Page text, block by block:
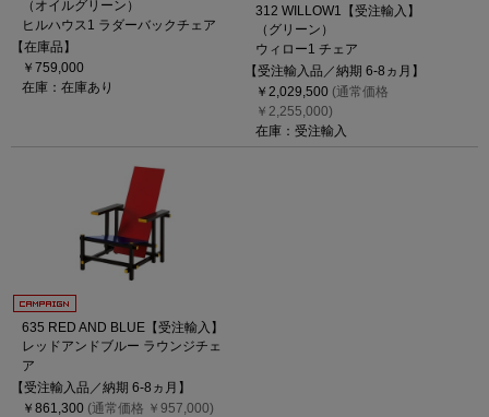
（オイルグリーン）
ヒルハウス1 ラダーバックチェア
【在庫品】
￥759,000
在庫：在庫あり
312 WILLOW1【受注輸入】
（グリーン）
ウィロー1 チェア
【受注輸入品／納期 6-8ヵ月】
￥2,029,500 (通常価格
￥2,255,000)
在庫：受注輸入
635 RED AND BLUE【受注輸入】
レッドアンドブルー ラウンジチェ
ア
【受注輸入品／納期 6-8ヵ月】
￥861,300 (通常価格 ￥957,000)